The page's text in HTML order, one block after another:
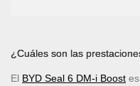
¿Cuáles son las
El BYD Seal 6 DM-i Boost